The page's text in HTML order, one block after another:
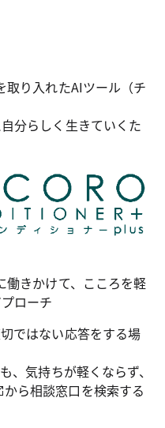
取り入れたAIツール（チ
分らしく生きていくた
働きかけて、こころを軽
ローチ
ではない応答をする場
気持ちが軽くならず、
から相談窓口を検索する